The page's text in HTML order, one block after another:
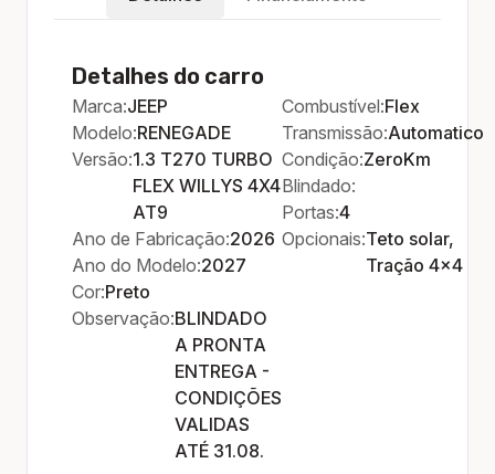
Detalhes do carro
Marca:JEEP
Modelo:RENEGADE
Versão:1.3 T270 TURBO
FLEX WILLYS 4X4
AT9
Ano de Fabricação:2026
Ano do Modelo:2027
Cor:Preto
Observação:BLINDADO
A PRONTA
ENTREGA -
CONDIÇÕES
VALIDAS
ATÉ 31.08.
Combustível:Flex
Transmissão:Automatico
Condição:ZeroKm
Blindado:
Portas:4
Opcionais:Teto solar,
Tração 4x4